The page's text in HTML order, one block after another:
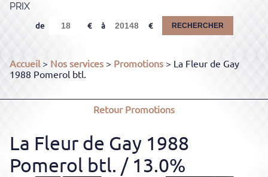
PRIX
de à RECHERCHER
Accueil> Nos services > Promotions > La Fleur de Gay
1988 Pomerol btl.
RetourPromotions
La Fleur de Gay 1988
Pomerol btl. / 13.0%